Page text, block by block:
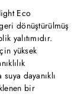
Eco
dönüştürülmüş
yalıtımıdır.
yüksek
dayanıklı
bir